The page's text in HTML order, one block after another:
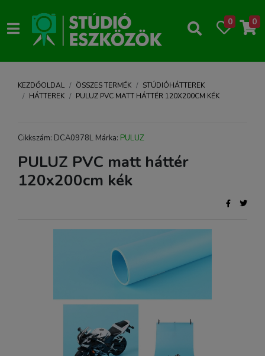
0 0
KEZDŐOLDAL ÖSSZES TERMÉK
STÚDIÓHÁTTEREK
HÁTTEREK
PULUZ PVC MATT HÁTTÉR 120X200CM KÉK
Cikkszám: DCA0978L Márka: PULUZ
PULUZ PVC matt háttér
120x200cm kék